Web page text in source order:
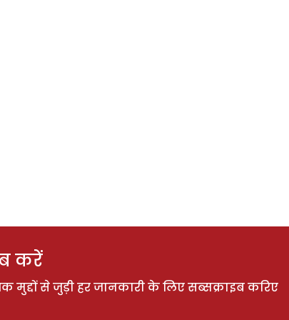
करें
मुद्दों से जुड़ी हर जानकारी के लिए सब्सक्राइब करिए